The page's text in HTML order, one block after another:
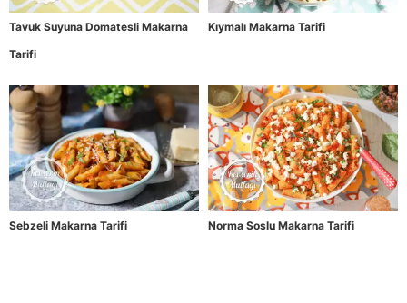
Tavuk Suyuna Domatesli Makarna
Tarifi
Kıymalı Makarna Tarifi
Sebzeli Makarna Tarifi Norma Soslu Makarna Tarifi